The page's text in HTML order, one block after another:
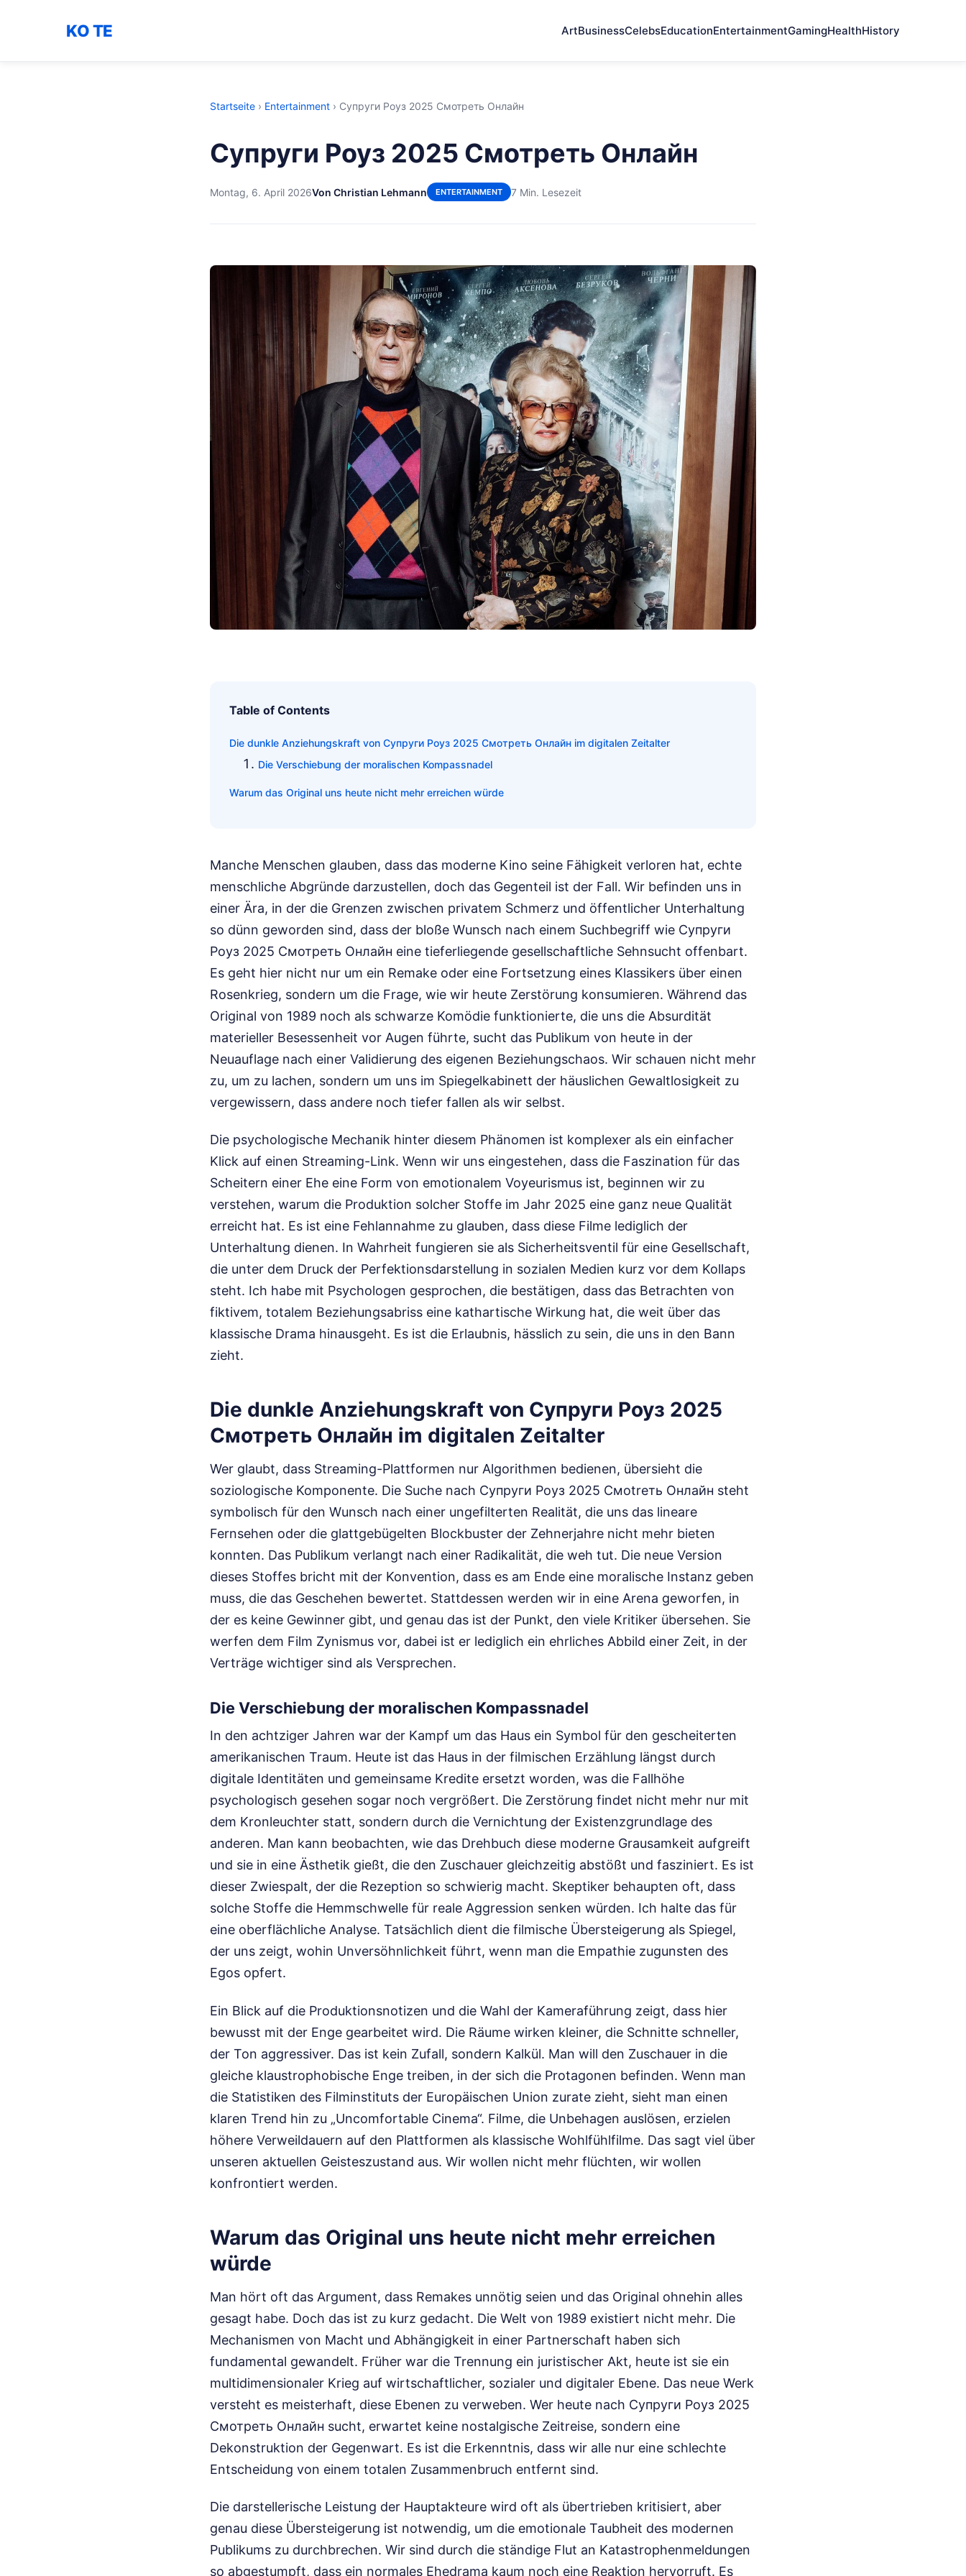
KO TE ArtBusinessCelebsEducationEntertainmentGamingHealthHistory
Startseite › Entertainment › Супруги Роуз 2025 Смотреть Онлайн
Супруги Роуз 2025 Смотреть Онлайн
Montag, 6. April 2026Von Christian Lehmann ENTERTAINMENT 7 Min. Lesezeit
Table of Contents
Die dunkle Anziehungskraft von Супруги Роуз 2025 Смотреть Онлайн im digitalen Zeitalter
Die Verschiebung der moralischen Kompassnadel
Warum das Original uns heute nicht mehr erreichen würde
Manche Menschen glauben, dass das moderne Kino seine Fähigkeit verloren hat, echte
menschliche Abgründe darzustellen, doch das Gegenteil ist der Fall. Wir befinden uns in
einer Ära, in der die Grenzen zwischen privatem Schmerz und öffentlicher Unterhaltung
so dünn geworden sind, dass der bloße Wunsch nach einem Suchbegriff wie Супруги
Роуз 2025 Смотреть Онлайн eine tieferliegende gesellschaftliche Sehnsucht offenbart.
Es geht hier nicht nur um ein Remake oder eine Fortsetzung eines Klassikers über einen
Rosenkrieg, sondern um die Frage, wie wir heute Zerstörung konsumieren. Während das
Original von 1989 noch als schwarze Komödie funktionierte, die uns die Absurdität
materieller Besessenheit vor Augen führte, sucht das Publikum von heute in der
Neuauflage nach einer Validierung des eigenen Beziehungschaos. Wir schauen nicht mehr
zu, um zu lachen, sondern um uns im Spiegelkabinett der häuslichen Gewaltlosigkeit zu
vergewissern, dass andere noch tiefer fallen als wir selbst.
Die psychologische Mechanik hinter diesem Phänomen ist komplexer als ein einfacher
Klick auf einen Streaming-Link. Wenn wir uns eingestehen, dass die Faszination für das
Scheitern einer Ehe eine Form von emotionalem Voyeurismus ist, beginnen wir zu
verstehen, warum die Produktion solcher Stoffe im Jahr 2025 eine ganz neue Qualität
erreicht hat. Es ist eine Fehlannahme zu glauben, dass diese Filme lediglich der
Unterhaltung dienen. In Wahrheit fungieren sie als Sicherheitsventil für eine Gesellschaft,
die unter dem Druck der Perfektionsdarstellung in sozialen Medien kurz vor dem Kollaps
steht. Ich habe mit Psychologen gesprochen, die bestätigen, dass das Betrachten von
fiktivem, totalem Beziehungsabriss eine kathartische Wirkung hat, die weit über das
klassische Drama hinausgeht. Es ist die Erlaubnis, hässlich zu sein, die uns in den Bann
zieht.
Die dunkle Anziehungskraft von Супруги Роуз 2025
Смотреть Онлайн im digitalen Zeitalter
Wer glaubt, dass Streaming-Plattformen nur Algorithmen bedienen, übersieht die
soziologische Komponente. Die Suche nach Супруги Роуз 2025 Смоtreть Онлайн steht
symbolisch für den Wunsch nach einer ungefilterten Realität, die uns das lineare
Fernsehen oder die glattgebügelten Blockbuster der Zehnerjahre nicht mehr bieten
konnten. Das Publikum verlangt nach einer Radikalität, die weh tut. Die neue Version
dieses Stoffes bricht mit der Konvention, dass es am Ende eine moralische Instanz geben
muss, die das Geschehen bewertet. Stattdessen werden wir in eine Arena geworfen, in
der es keine Gewinner gibt, und genau das ist der Punkt, den viele Kritiker übersehen. Sie
werfen dem Film Zynismus vor, dabei ist er lediglich ein ehrliches Abbild einer Zeit, in der
Verträge wichtiger sind als Versprechen.
Die Verschiebung der moralischen Kompassnadel
In den achtziger Jahren war der Kampf um das Haus ein Symbol für den gescheiterten
amerikanischen Traum. Heute ist das Haus in der filmischen Erzählung längst durch
digitale Identitäten und gemeinsame Kredite ersetzt worden, was die Fallhöhe
psychologisch gesehen sogar noch vergrößert. Die Zerstörung findet nicht mehr nur mit
dem Kronleuchter statt, sondern durch die Vernichtung der Existenzgrundlage des
anderen. Man kann beobachten, wie das Drehbuch diese moderne Grausamkeit aufgreift
und sie in eine Ästhetik gießt, die den Zuschauer gleichzeitig abstößt und fasziniert. Es ist
dieser Zwiespalt, der die Rezeption so schwierig macht. Skeptiker behaupten oft, dass
solche Stoffe die Hemmschwelle für reale Aggression senken würden. Ich halte das für
eine oberflächliche Analyse. Tatsächlich dient die filmische Übersteigerung als Spiegel,
der uns zeigt, wohin Unversöhnlichkeit führt, wenn man die Empathie zugunsten des
Egos opfert.
Ein Blick auf die Produktionsnotizen und die Wahl der Kameraführung zeigt, dass hier
bewusst mit der Enge gearbeitet wird. Die Räume wirken kleiner, die Schnitte schneller,
der Ton aggressiver. Das ist kein Zufall, sondern Kalkül. Man will den Zuschauer in die
gleiche klaustrophobische Enge treiben, in der sich die Protagonen befinden. Wenn man
die Statistiken des Filminstituts der Europäischen Union zurate zieht, sieht man einen
klaren Trend hin zu „Uncomfortable Cinema“. Filme, die Unbehagen auslösen, erzielen
höhere Verweildauern auf den Plattformen als klassische Wohlfühlfilme. Das sagt viel über
unseren aktuellen Geisteszustand aus. Wir wollen nicht mehr flüchten, wir wollen
konfrontiert werden.
Warum das Original uns heute nicht mehr erreichen
würde
Man hört oft das Argument, dass Remakes unnötig seien und das Original ohnehin alles
gesagt habe. Doch das ist zu kurz gedacht. Die Welt von 1989 existiert nicht mehr. Die
Mechanismen von Macht und Abhängigkeit in einer Partnerschaft haben sich
fundamental gewandelt. Früher war die Trennung ein juristischer Akt, heute ist sie ein
multidimensionaler Krieg auf wirtschaftlicher, sozialer und digitaler Ebene. Das neue Werk
versteht es meisterhaft, diese Ebenen zu verweben. Wer heute nach Супруги Роуз 2025
Смотреть Онлайн sucht, erwartet keine nostalgische Zeitreise, sondern eine
Dekonstruktion der Gegenwart. Es ist die Erkenntnis, dass wir alle nur eine schlechte
Entscheidung von einem totalen Zusammenbruch entfernt sind.
Die darstellerische Leistung der Hauptakteure wird oft als übertrieben kritisiert, aber
genau diese Übersteigerung ist notwendig, um die emotionale Taubheit des modernen
Publikums zu durchbrechen. Wir sind durch die ständige Flut an Katastrophenmeldungen
so abgestumpft, dass ein normales Ehedrama kaum noch eine Reaktion hervorruft. Es